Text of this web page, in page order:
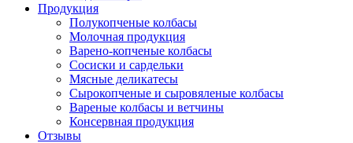
Продукция
Полукопченые колбасы
Молочная продукция
Варено-копченые колбасы
Сосиски и сардельки
Мясные деликатесы
Сырокопченые и сыровяленые колбасы
Вареные колбасы и ветчины
Консервная продукция
Отзывы